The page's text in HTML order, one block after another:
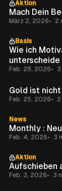
Aktion
Mach Dein
März 2, 2026 2
Basis
Wie ich
unterscheide
Feb. 28, 2026 3
Gold ist
Feb. 25, 2026 2
News
Feb. 4, 2026 3
Aktion
Aufschieben
Feb. 3, 2026 3